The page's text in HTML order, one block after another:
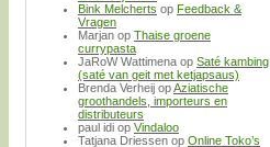
Bink Melcherts op Feedback &
Vragen
Marjan op Thaise groene
currypasta
JaRoW Wattimena op Saté kambing
(saté van geit met ketjapsaus)
Brenda Verheij opAziatische
groothandels, importeurs en
distributeurs
paul idi op Vindaloo
Tatjana Driessen op Online Toko’s